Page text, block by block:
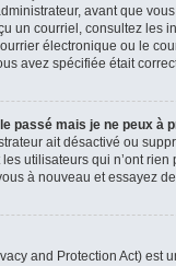
avant que
un courriel, consultez les
électronique ou le
avez spécifiée était
passé mais je ne peux à
ait désactivé ou
utilisateurs qui n’ont
à nouveau et essayez
and Protection Act)